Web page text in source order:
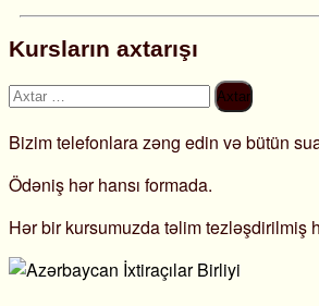
Kursların axtarışı
Axtarış:
Bizim telefonlara zəng edin və bütün
Ödəniş hər hansı formada.
Hər bir kursumuzda təlim tezləşdirilmiş